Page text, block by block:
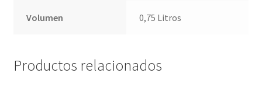
Volumen 0,75 Litros
Productos relacionados